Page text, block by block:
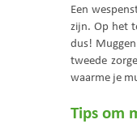
Een
zijn. Op het
dus!
tweede
waarme je
Tips om